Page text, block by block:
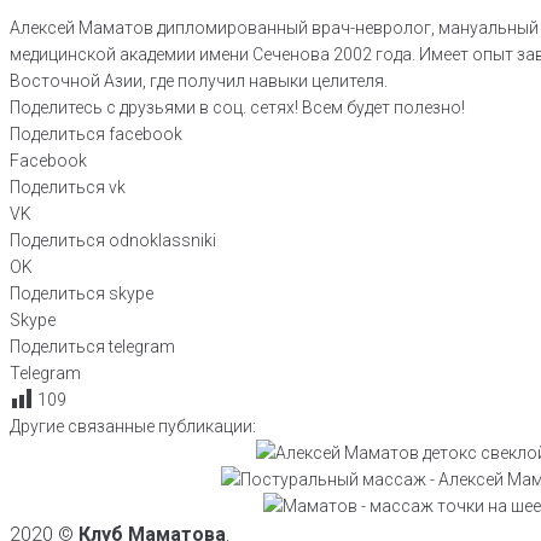
Алексей Маматов дипломированный врач-невролог, мануальный
медицинской академии имени Сеченова 2002 года. Имеет опыт
Восточной Азии, где получил навыки целителя.
Поделитесь с друзьями в соц. сетях! Всем будет полезно!
Поделиться facebook
Facebook
Поделиться vk
VK
Поделиться odnoklassniki
OK
Поделиться skype
Skype
Поделиться telegram
Telegram
109
Другие связанные публикации:
Польза свеклы для организма в плане
жмых для чистки и
Как выводить слизь из легких без
практически народное средство из
Простой массаж шеи самому себе
артериального давления: техника
2020 © Клуб Маматова